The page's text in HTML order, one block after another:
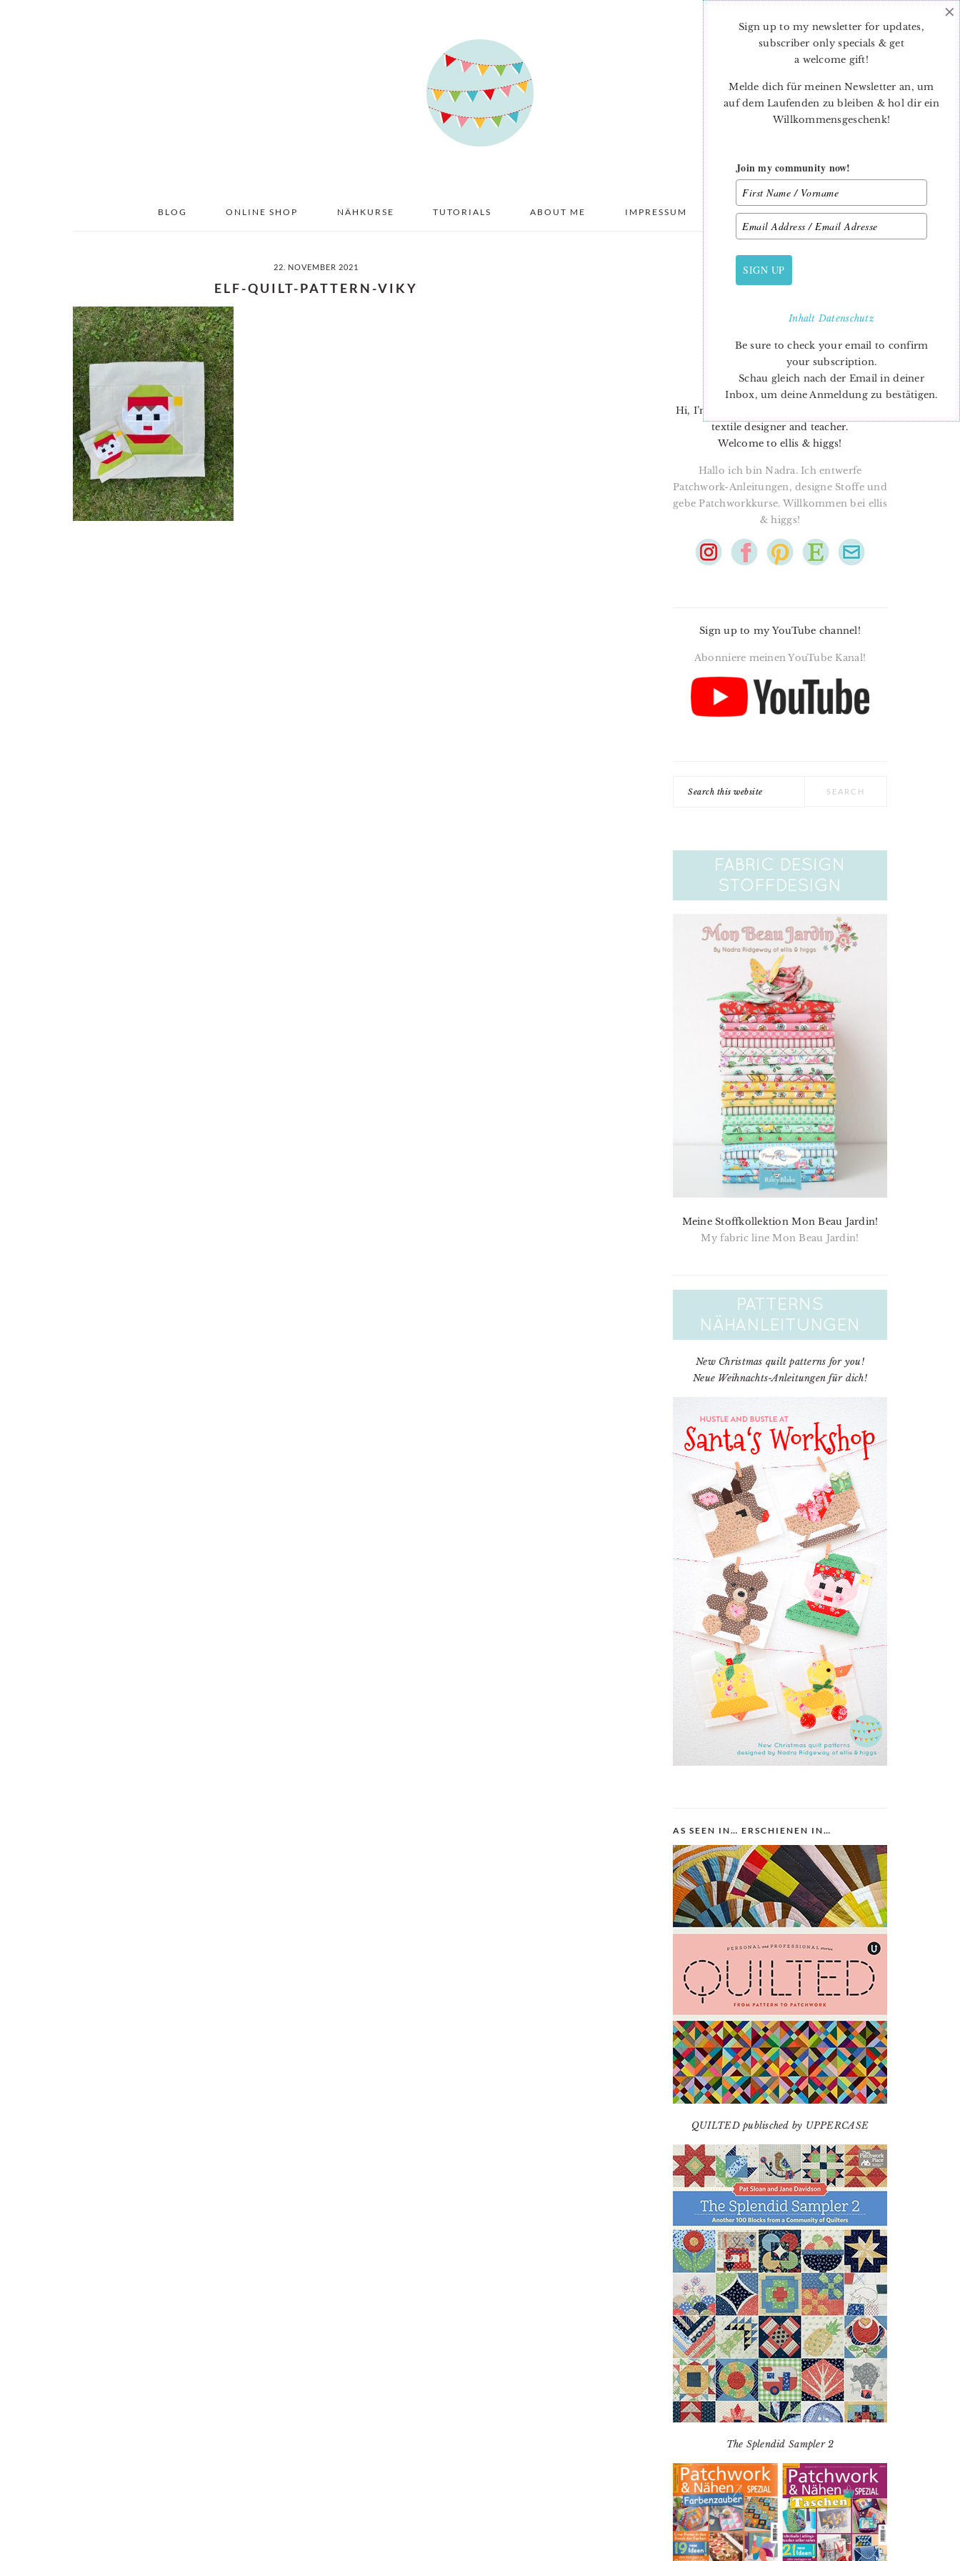
BLOG ONLINE SHOP NÄHKURSE TUTORIALS ABOUT ME IMPRESSUM DATENSCHUTZ
22. NOVEMBER 2021
ELF-QUILT-PATTERN-VIKY
PRIMARY
SIDEBAR
Hi, I’m Nadra. I’m a quilt pattern designer,
textile designer and teacher.
Welcome to ellis & higgs!
Hallo ich bin Nadra. Ich entwerfe
Patchwork-Anleitungen, designe Stoffe und
gebe Patchworkkurse. Willkommen bei ellis
& higgs!
Sign up to my YouTube channel!
Abonniere meinen YouTube Kanal!
Meine Stoffkollektion Mon Beau Jardin!
My fabric line Mon Beau Jardin!
New Christmas quilt patterns for you!
Neue Weihnachts-Anleitungen für dich!
AS SEEN IN… ERSCHIENEN IN…
QUILTED publisched by UPPERCASE
The Splendid Sampler 2
Sign up to my newsletter for updates,
subscriber only specials & get
a welcome gift!
Melde dich für meinen Newsletter an, um
auf dem Laufenden zu bleiben & hol dir ein
Willkommensgeschenk!
Join my community now!
SIGN UP
InhaltDatenschutz
Be sure to check your email to confirm
your subscription.
Schau gleich nach der Email in deiner
Inbox, um deine Anmeldung zu bestätigen.
×